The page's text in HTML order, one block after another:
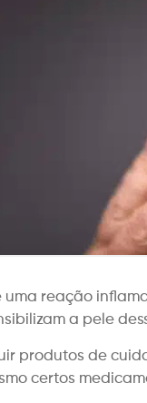
reação
a pele
produtos de
certos